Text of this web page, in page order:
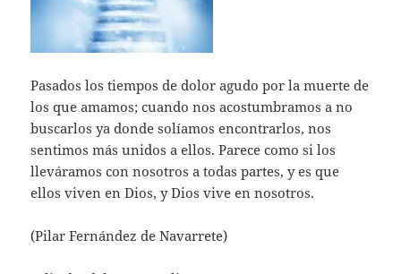
Pasados los tiempos de dolor agudo por la muerte de
los que amamos; cuando nos acostumbramos a no
buscarlos ya donde solíamos encontrarlos, nos
sentimos más unidos a ellos. Parece como si los
lleváramos con nosotros a todas partes, y es que
ellos viven en Dios, y Dios vive en nosotros.
(Pilar Fernández de Navarrete)